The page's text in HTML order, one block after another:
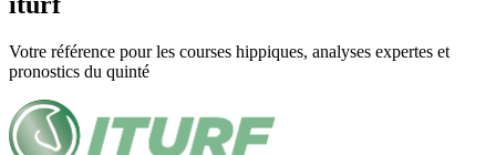
Votre référence pour les courses hippiques, analyses expertes et
pronostics du quinté